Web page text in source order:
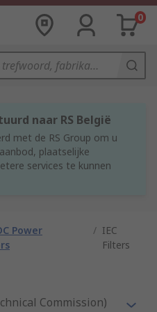
0
naar RS België
met de RS Group om u
plaatselijke
services te kunnen
Power
/ IEC
Filters
Commission)